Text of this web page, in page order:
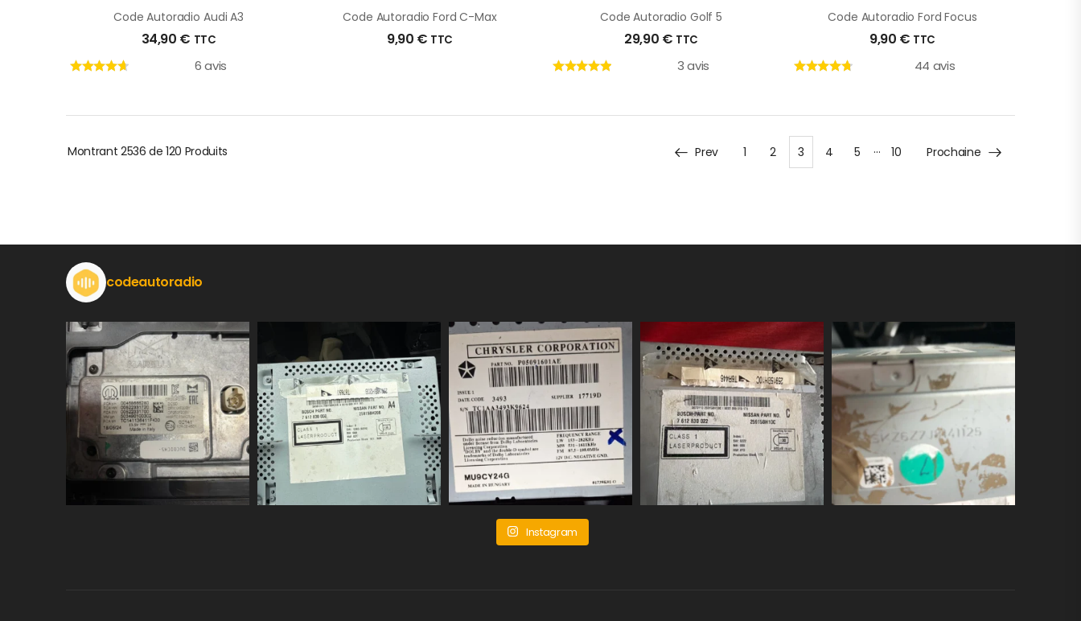
Code Autoradio Audi A3
34,90 € TTC
6 avis
Code Autoradio Ford C-Max
9,90 € TTC
Code Autoradio Golf 5
29,90 € TTC
3 avis
Code Autoradio Ford Focus
9,90 € TTC
44 avis
Montrant 2536 de 120 Produits Prev 1 2 3 4 5 … 10 Prochaine
codeautoradio
Instagram